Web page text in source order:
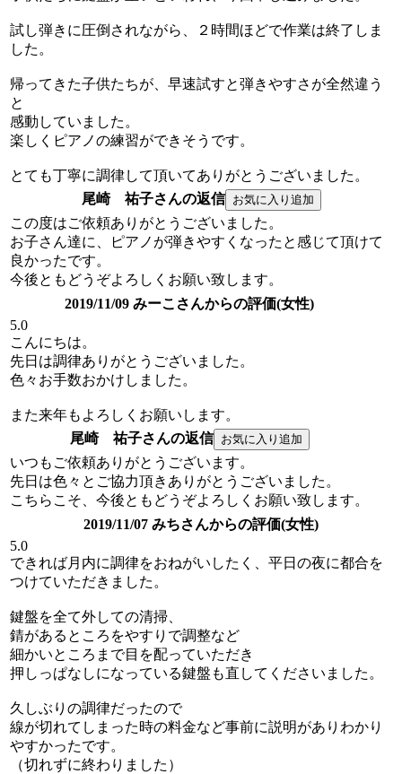
試し弾きに圧倒されながら、２時間ほどで作業は終了しま
した。
帰ってきた子供たちが、早速試すと弾きやすさが全然違う
と
感動していました。
楽しくピアノの練習ができそうです。
とても丁寧に調律して頂いてありがとうございました。
尾崎 祐子さんの返信
この度はご依頼ありがとうございました。
お子さん達に、ピアノが弾きやすくなったと感じて頂けて
良かったです。
今後ともどうぞよろしくお願い致します。
2019/11/09 みーこさんからの評価(女性)
5.0
こんにちは。
先日は調律ありがとうございました。
色々お手数おかけしました。
また来年もよろしくお願いします。
尾崎 祐子さんの返信
いつもご依頼ありがとうございます。
先日は色々とご協力頂きありがとうございました。
こちらこそ、今後ともどうぞよろしくお願い致します。
2019/11/07 みちさんからの評価(女性)
5.0
できれば月内に調律をおねがいしたく、平日の夜に都合を
つけていただきました。
鍵盤を全て外しての清掃、
錆があるところをやすりで調整など
細かいところまで目を配っていただき
押しっぱなしになっている鍵盤も直してくださいました。
久しぶりの調律だったので
線が切れてしまった時の料金など事前に説明がありわかり
やすかったです。
（切れずに終わりました）